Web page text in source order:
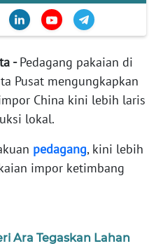
-Pedagang pakaian di
Pusat mengungkapkan
China kini lebih laris
lokal.
pedagang, kini lebih
impor ketimbang
Ara Tegaskan Lahan